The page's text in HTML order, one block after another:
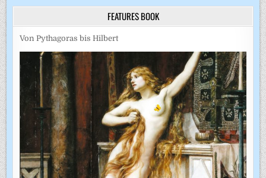
FEATURES BOOK
Von Pythagoras bis Hilbert